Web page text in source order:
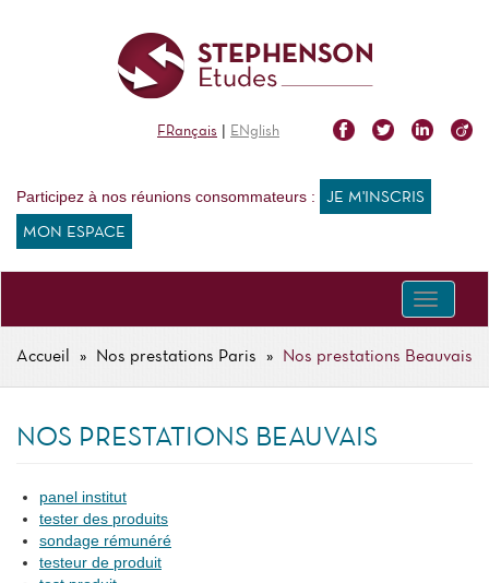
FRançais | ENglish
Participez à nos réunions consommateurs : JE M'INSCRIS
MON ESPACE
Toggle
FIL
D'ARIANE
Accueil Nos prestations Paris Nos prestations Beauvais
NOS PRESTATIONS BEAUVAIS
panel institut
tester des produits
sondage rémunéré
testeur de produit